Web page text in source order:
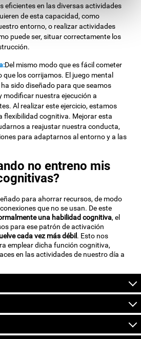
eficientes en las diversas actividades
de esta capacidad, como
entorno, o realizar actividades
puede ser, situar correctamente los
Del mismo modo que es fácil cometer
que los corrijamos. El juego mental
sido diseñado para que seamos
modificar nuestra ejecución a
Al realizar este ejercicio, estamos
flexibilidad cognitiva. Mejorar esta
a reajustar nuestra conducta,
para adaptarnos al entorno y a las
no entreno mis
para ahorrar recursos, de modo
que no se usan. De este
una habilidad cognitiva, el
para ese patrón de activación
cada vez más débil . Esto nos
emplear dicha función cognitiva,
en las actividades de nuestro día a